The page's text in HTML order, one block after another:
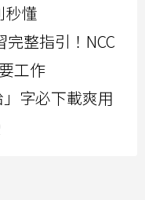
秒懂
整指引！NCC
工作
字必下載爽用